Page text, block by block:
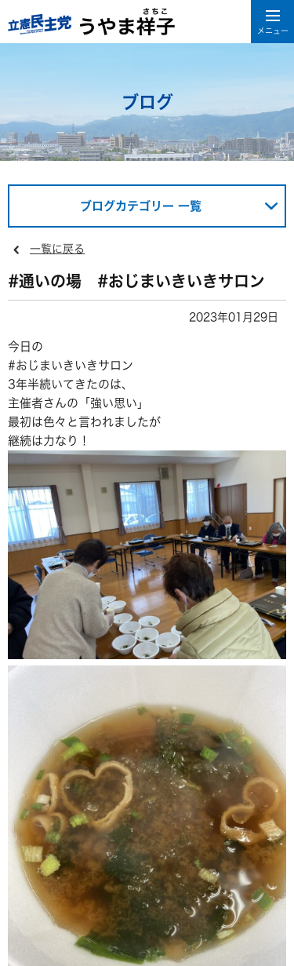
ブログ
ブログカテゴリー 一覧
一覧に戻る
#通いの場 #おじまいきいきサロン
2023年01月29日
今日の
#おじまいきいきサロン
3年半続いてきたのは、
主催者さんの「強い思い」
最初は色々と言われましたが
継続は力なり！